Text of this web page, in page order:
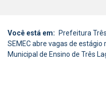
Você está em: Prefeitura
SEMEC abre vagas de
Municipal de Ensino de Três